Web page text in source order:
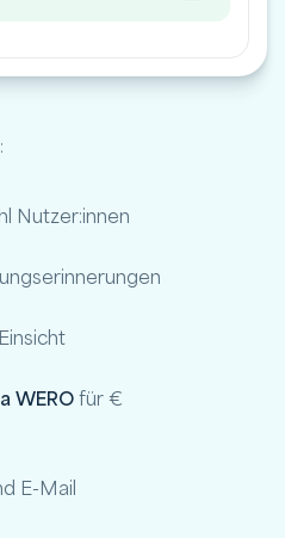
Nutzer:innen
WERO für €
E-Mail